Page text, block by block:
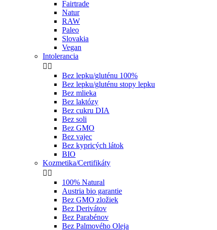
Fairtrade
Natur
RAW
Paleo
Slovakia
Vegan
Intolerancia
 
Bez lepku/gluténu 100%
Bez lepku/gluténu stopy lepku
Bez mlieka
Bez laktózy
Bez cukru DIA
Bez soli
Bez GMO
Bez vajec
Bez kypricých látok
BIO
Kozmetika/Certifikáty
 
100% Natural
Austria bio garantie
Bez GMO zložiek
Bez Derivátov
Bez Parabénov
Bez Palmového Oleja